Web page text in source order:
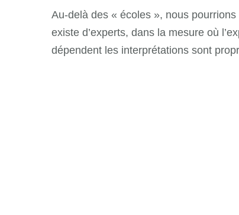
Au-delà des « écoles », nous
existe d’experts, dans la mesure où
dépendent les interprétations sont